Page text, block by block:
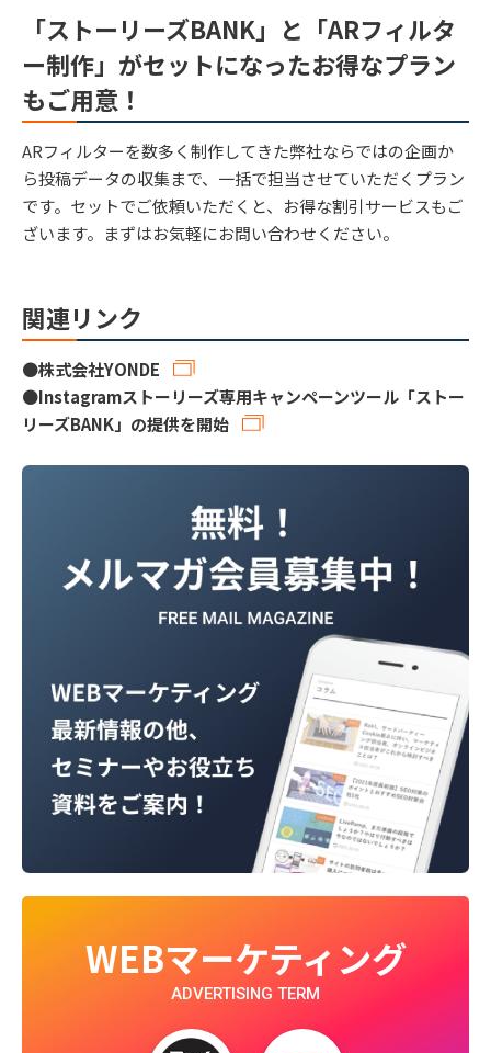
「ストーリーズBANK」と「ARフィルタ
ー制作」がセットになったお得なプラン
もご用意！
ARフィルターを数多く制作してきた弊社ならではの企画か
ら投稿データの収集まで、一括で担当させていただくプラン
です。セットでご依頼いただくと、お得な割引サービスもご
ざいます。まずはお気軽にお問い合わせください。
関連リンク
●株式会社YONDE
●Instagramストーリーズ専用キャンペーンツール「ストー
リーズBANK」の提供を開始
WEBマーケティング
ADVERTISING TERM